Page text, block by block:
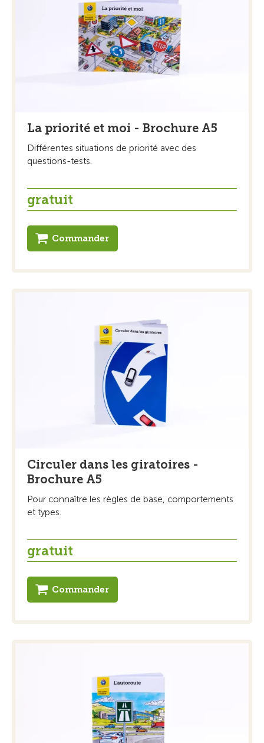
La priorité et moi - Brochure A5
Différentes situations de priorité avec des
questions-tests.
gratuit
Commander
Circuler dans les giratoires -
Brochure A5
Pour connaître les règles de base, comportements
et types.
gratuit
Commander